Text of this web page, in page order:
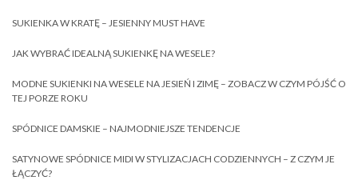
SUKIENKA W KRATĘ – JESIENNY MUST HAVE
JAK WYBRAĆ IDEALNĄ SUKIENKĘ NA WESELE?
MODNE SUKIENKI NA WESELE NA JESIEŃ I ZIMĘ – ZOBACZ W CZYM PÓJŚĆ O
TEJ PORZE ROKU
SPÓDNICE DAMSKIE – NAJMODNIEJSZE TENDENCJE
SATYNOWE SPÓDNICE MIDI W STYLIZACJACH CODZIENNYCH – Z CZYM JE
ŁĄCZYĆ?